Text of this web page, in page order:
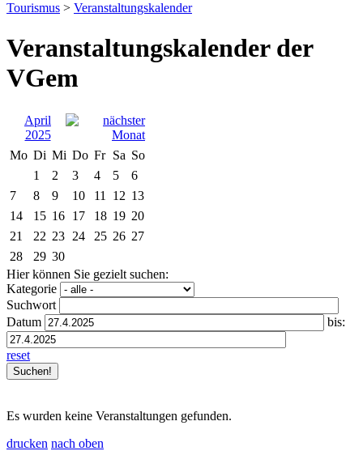
Tourismus > Veranstaltungskalender
Veranstaltungskalender der
VGem
April
2025
Mo Di Mi Do Fr Sa So
1
2 3 4 5
6
7
8 9 10 11 12 13
14
15 16 17 18 19 20
21
22 23 24 25 26 27
28
29 30
Hier können Sie gezielt suchen:
Kategorie
Suchwort
Datum
bis:
reset
Es wurden keine Veranstaltungen gefunden.
drucken nach oben